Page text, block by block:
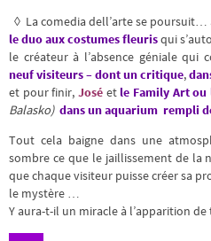
◊ La comedia dell’arte se poursuit…
le duo aux costumes fleurisqui
le créateur à l’absence géniale qui
neuf visiteurs – dont un critique,
et pour finir, José etle Family Art
Balasko) dans un aquarium rempli
Tout cela baigne dans une
sombre ce que le jaillissement de la
que chaque visiteur puisse créer sa
le mystère …
Y aura-t-il un miracle à l’apparition